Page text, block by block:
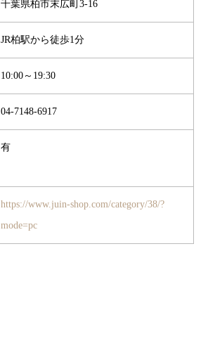
千葉県柏市末広町3-16
JR柏駅から徒歩1分
10:00～19:30
04-7148-6917
有
https://www.juin-shop.com/category/38/?
mode=pc